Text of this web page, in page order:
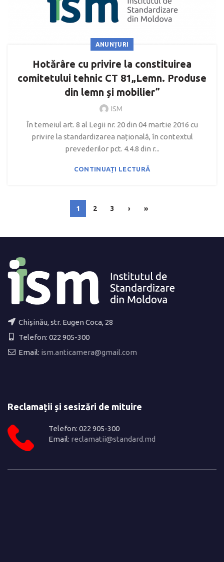
ANUNȚURI
Hotărâre cu privire la constituirea
comitetului tehnic CT 81„Lemn. Produse
din lemn și mobilier”
ISM
În temeiul art. 8 al Legii nr. 20 din 04 martie 2016 cu
privire la standardizarea națională, în contextul
prevederilor pct. 4.4.8 din r...
CONTINUAȚI LECTURĂ
1 2 3 › »
Chișinău, str. Eugen Coca, 28
Telefon: 022 905-300
Email: ism.anticamera@gmail.com
Reclamații și sesizări de mituire
Telefon: 022 905-300
Email: reclamatii@standard.md